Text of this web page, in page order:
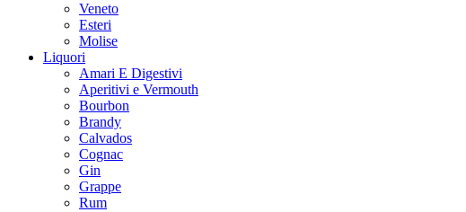
Veneto
Esteri
Molise
Liquori
Amari E Digestivi
Aperitivi e Vermouth
Bourbon
Brandy
Calvados
Cognac
Gin
Grappe
Rum